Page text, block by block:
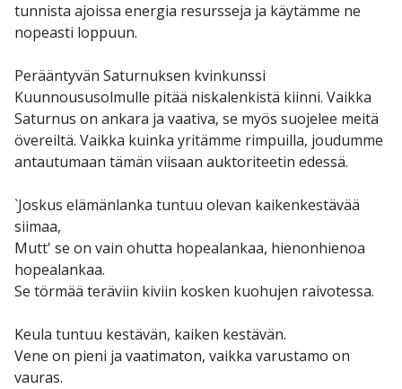
tunnista ajoissa energia resursseja ja käytämme ne
nopeasti loppuun.
Perääntyvän Saturnuksen kvinkunssi
Kuunnoususolmulle pitää niskalenkistä kiinni. Vaikka
Saturnus on ankara ja vaativa, se myös suojelee meitä
övereiltä. Vaikka kuinka yritämme rimpuilla, joudumme
antautumaan tämän viisaan auktoriteetin edessä.
`Joskus elämänlanka tuntuu olevan kaikenkestävää
siimaa,
Mutt' se on vain ohutta hopealankaa, hienonhienoa
hopealankaa.
Se törmää teräviin kiviin kosken kuohujen raivotessa.
Keula tuntuu kestävän, kaiken kestävän.
Vene on pieni ja vaatimaton, vaikka varustamo on
vauras.